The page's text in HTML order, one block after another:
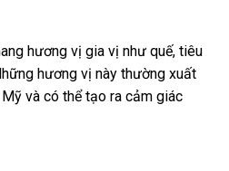
hương vị gia vị như quế, tiêu
hương vị này thường xuất
và có thể tạo ra cảm giác